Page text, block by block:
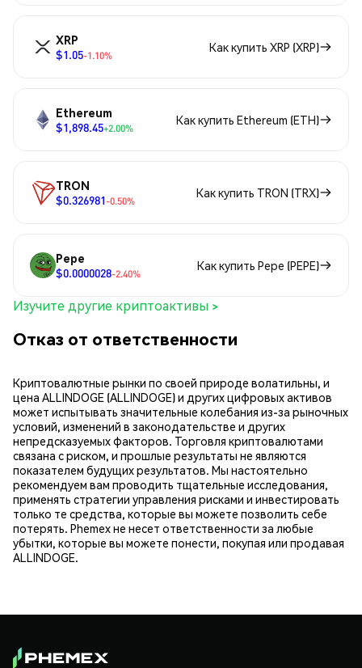
XRP
$1.05-1.10%
Как купить XRP (XRP)
Ethereum
$1,898.45+2.00%
Как купить Ethereum (ETH)
TRON
$0.326981-0.50%
Как купить TRON (TRX)
Pepe
$0.0000028-2.40%
Как купить Pepe (PEPE)
Изучите другие криптоактивы >
Отказ от ответственности
Криптовалютные рынки по своей природе волатильны, и
цена ALLINDOGE (ALLINDOGE) и других цифровых активов
может испытывать значительные колебания из-за рыночных
условий, изменений в законодательстве и других
непредсказуемых факторов. Торговля криптовалютами
связана с риском, и прошлые результаты не являются
показателем будущих результатов. Мы настоятельно
рекомендуем вам проводить тщательные исследования,
применять стратегии управления рисками и инвестировать
только те средства, которые вы можете позволить себе
потерять. Phemex не несет ответственности за любые
убытки, которые вы можете понести, покупая или продавая
ALLINDOGE.